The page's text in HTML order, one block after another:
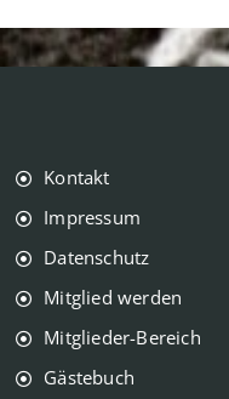
Kontakt
Impressum
Datenschutz
Mitglied werden
Mitglieder-Bereich
Gästebuch